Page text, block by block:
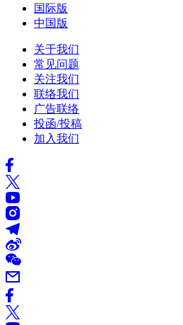
国际版
中国版
关于我们
常见问题
关注我们
联络我们
广告联络
投函/投稿
加入我们